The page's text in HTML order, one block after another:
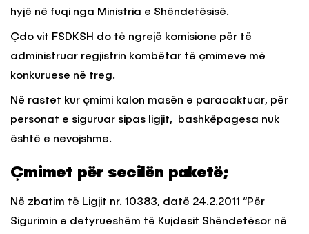
hyjë në fuqi nga Ministria e Shëndetësisë.
Çdo vit FSDKSH do të ngrejë komisione për të
administruar regjistrin kombëtar të çmimeve më
konkuruese në treg.
Në rastet kur çmimi kalon masën e paracaktuar, për
personat e siguruar sipas ligjit, bashkëpagesa nuk
është e nevojshme.
Çmimet për secilën paketë;
Në zbatim të Ligjit nr. 10383, datë 24.2.2011 “Për
Sigurimin e detyrueshëm të Kujdesit Shëndetësor në